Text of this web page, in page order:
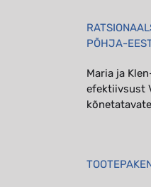
PÕHJA-
Maria ja
efektiivsust